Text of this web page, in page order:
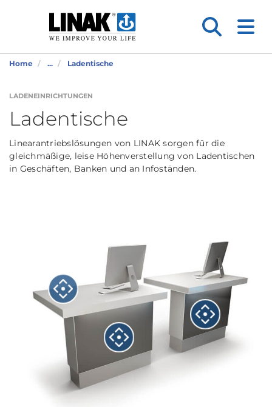
Home ... Ladentische
LADENEINRICHTUNGEN
Ladentische
Linearantriebslösungen von LINAK sorgen für die
gleichmäßige, leise Höhenverstellung von Ladentischen
in Geschäften, Banken und an Infoständen.